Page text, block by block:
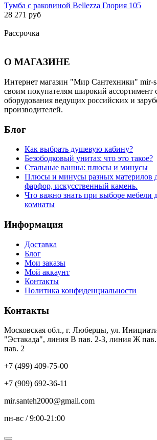
Тумба с раковиной Bellezza Глория 105
28 271 руб
Рассрочка
О МАГАЗИНЕ
Интернет магазин "Мир Сантехники" mir-
своим покупателям широкий ассортимент
оборудования ведущих российских и
производителей.
Блог
Как выбрать душевую кабину?
Безободковый унитаз: что это такое?
Стальные ванны: плюсы и минусы
Плюсы и минусы разных материлов
фарфор, искусственный камень.
Что важно знать при выборе мебели
комнаты
Информация
Доставка
Блог
Мои заказы
Мой аккаунт
Контакты
Политика конфиденциальности
Контакты
Московская обл., г. Люберцы, ул.
"Эстакада", линия В пав. 2-3, линия Ж
пав. 2
+7 (499) 409-75-00
+7 (909) 692-36-11
mir.santeh2000@gmail.com
пн-вс / 9:00-21:00